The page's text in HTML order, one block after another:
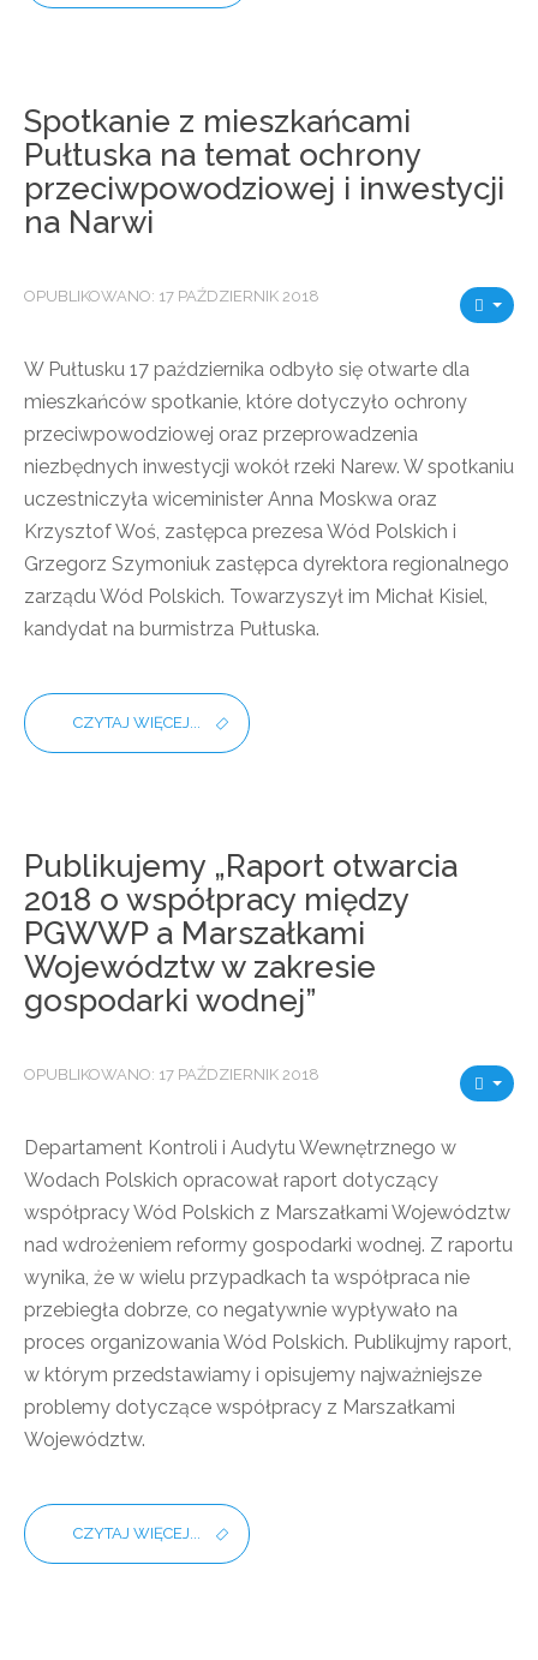
Spotkanie z mieszkańcami
Pułtuska na temat ochrony
przeciwpowodziowej i inwestycji
na Narwi
OPUBLIKOWANO: 17 PAŹDZIERNIK 2018
W Pułtusku 17 października odbyło się otwarte dla
mieszkańców spotkanie, które dotyczyło ochrony
przeciwpowodziowej oraz przeprowadzenia
niezbędnych inwestycji wokół rzeki Narew. W spotkaniu
uczestniczyła wiceminister Anna Moskwa oraz
Krzysztof Woś, zastępca prezesa Wód Polskich i
Grzegorz Szymoniuk zastępca dyrektora regionalnego
zarządu Wód Polskich. Towarzyszył im Michał Kisiel,
kandydat na burmistrza Pułtuska.
CZYTAJ WIĘCEJ...
Publikujemy „Raport otwarcia
2018 o współpracy między
PGWWP a Marszałkami
Województw w zakresie
gospodarki wodnej”
OPUBLIKOWANO: 17 PAŹDZIERNIK 2018
Departament Kontroli i Audytu Wewnętrznego w
Wodach Polskich opracował raport dotyczący
współpracy Wód Polskich z Marszałkami Województw
nad wdrożeniem reformy gospodarki wodnej. Z raportu
wynika, że w wielu przypadkach ta współpraca nie
przebiegła dobrze, co negatywnie wypływało na
proces organizowania Wód Polskich. Publikujmy raport,
w którym przedstawiamy i opisujemy najważniejsze
problemy dotyczące współpracy z Marszałkami
Województw.
CZYTAJ WIĘCEJ...